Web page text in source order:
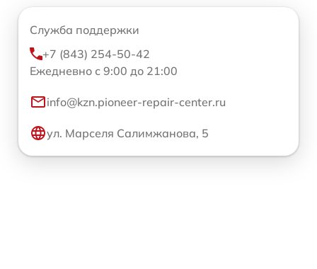
Служба поддержки
+7 (843) 254-50-42
Ежедневно с 9:00 до 21:00
info@kzn.pioneer-repair-center.ru
ул. Марселя Салимжанова, 5